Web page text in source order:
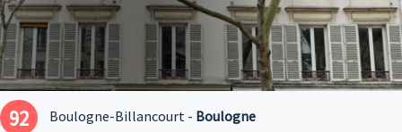
92 Boulogne-Billancourt - Boulogne